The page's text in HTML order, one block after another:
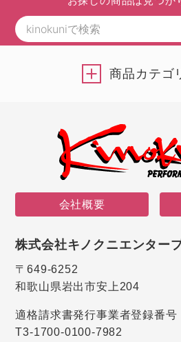
商品カテゴ
会社概要
株式会社キノクニエンター
〒649-6252
和歌山県岩出市安上204
適格請求書発行事業者登録番号
T3-1700-0100-7982